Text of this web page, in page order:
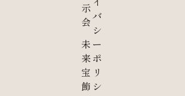
示
会
未
来
宝
飾
バ
シ
ー
ポ
リ
シ